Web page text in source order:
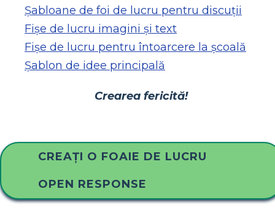
Șabloane de foi de lucru pentru discuții
Fișe de lucru imagini și text
Fișe de lucru pentru întoarcere la școală
Șablon de idee principală
Crearea fericită!
CREAȚI O FOAIE DE LUCRU
OPEN RESPONSE